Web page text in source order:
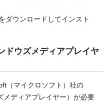
ダウンロードしてインスト
ドウズメディアプレイヤ
（マイクロソフト）社の
ディアプレイヤー）が必要